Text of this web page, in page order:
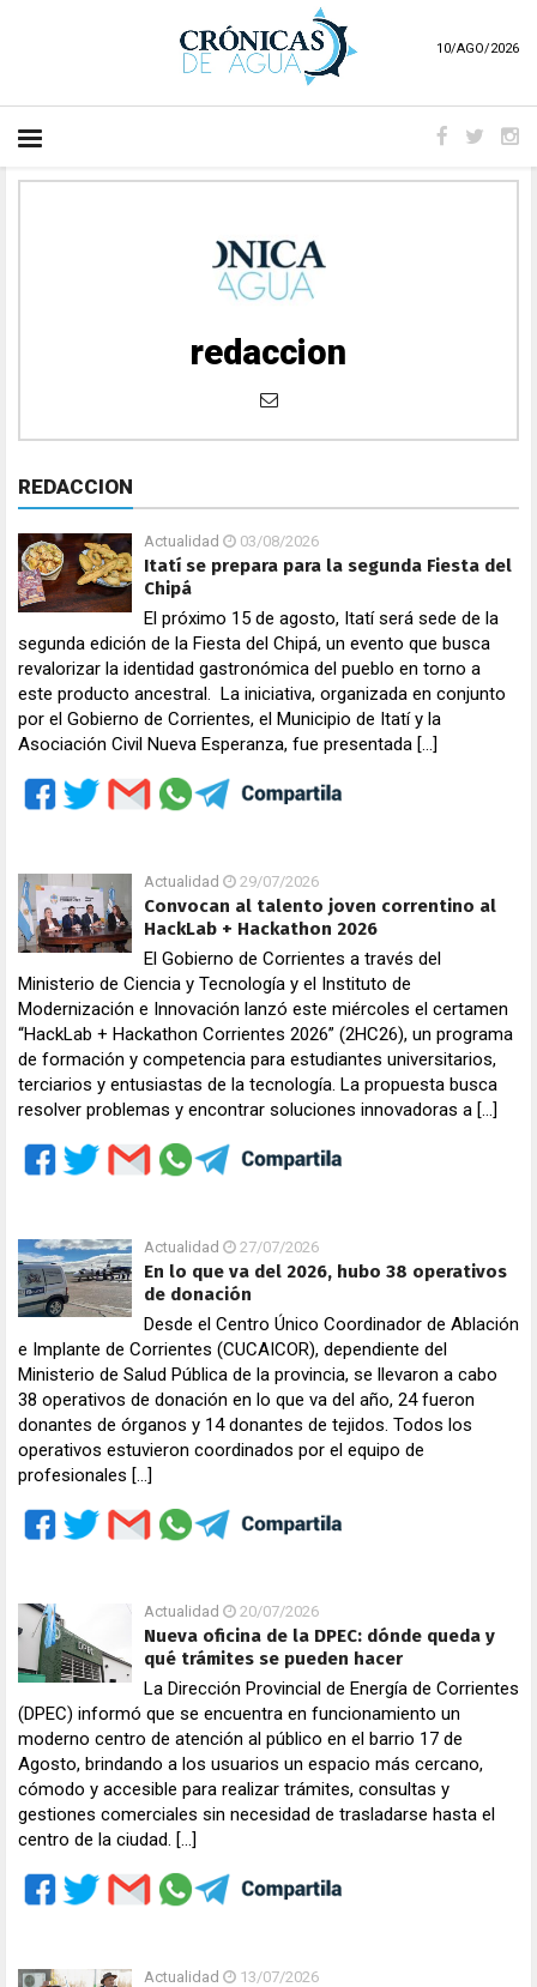
10/AGO/2026
redaccion
REDACCION
Actualidad 03/08/2026
Itatí se prepara para la segunda Fiesta del
Chipá
El próximo 15 de agosto, Itatí será sede de la
segunda edición de la Fiesta del Chipá, un evento que busca
revalorizar la identidad gastronómica del pueblo en torno a
este producto ancestral. La iniciativa, organizada en conjunto
por el Gobierno de Corrientes, el Municipio de Itatí y la
Asociación Civil Nueva Esperanza, fue presentada […]
Actualidad 29/07/2026
Convocan al talento joven correntino al
HackLab + Hackathon 2026
El Gobierno de Corrientes a través del
Ministerio de Ciencia y Tecnología y el Instituto de
Modernización e Innovación lanzó este miércoles el certamen
“HackLab + Hackathon Corrientes 2026” (2HC26), un programa
de formación y competencia para estudiantes universitarios,
terciarios y entusiastas de la tecnología. La propuesta busca
resolver problemas y encontrar soluciones innovadoras a […]
Actualidad 27/07/2026
En lo que va del 2026, hubo 38 operativos
de donación
Desde el Centro Único Coordinador de Ablación
e Implante de Corrientes (CUCAICOR), dependiente del
Ministerio de Salud Pública de la provincia, se llevaron a cabo
38 operativos de donación en lo que va del año, 24 fueron
donantes de órganos y 14 donantes de tejidos. Todos los
operativos estuvieron coordinados por el equipo de
profesionales […]
Actualidad 20/07/2026
Nueva oficina de la DPEC: dónde queda y
qué trámites se pueden hacer
La Dirección Provincial de Energía de Corrientes
(DPEC) informó que se encuentra en funcionamiento un
moderno centro de atención al público en el barrio 17 de
Agosto, brindando a los usuarios un espacio más cercano,
cómodo y accesible para realizar trámites, consultas y
gestiones comerciales sin necesidad de trasladarse hasta el
centro de la ciudad. […]
Actualidad 13/07/2026